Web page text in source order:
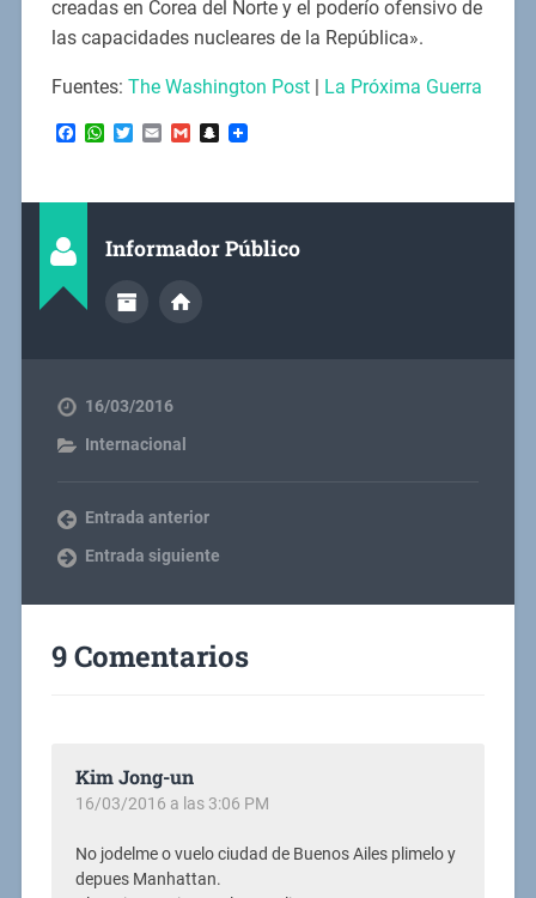
creadas en Corea del Norte y el poderío ofensivo de
las capacidades nucleares de la República».
Fuentes: The Washington Post|
La Próxima Guerra
Facebook
WhatsApp
Twitter
EmailGmailSnapchat
Informador Público
16/03/2016
Internacional
Entrada anterior
Entrada siguiente
9 Comentarios
Kim Jong-un
16/03/2016 a las 3:06 PM
No jodelme o vuelo ciudad de Buenos Ailes plimelo y
depues Manhattan.